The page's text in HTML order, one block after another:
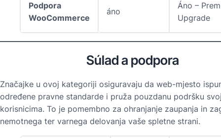
Podpora
WooCommerce
áno
Áno –
Upgrade
Súlad a podpora
Značajke u ovoj kategoriji osiguravaju da web-mjesto
određene pravne standarde i pruža pouzdanu podršku
korisnicima. To je pomembno za ohranjanje zaupanja in
nemotnega ter varnega delovanja vaše spletne strani.